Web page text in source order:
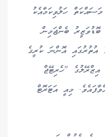
ހަލުވިކަމާއެކު
ބެންޖަމިން
އުތުރުގައި އޮންނަ ކުރީގެ
"ހެރިޓޭޖް
މިއީ އަޓަރޮޓް